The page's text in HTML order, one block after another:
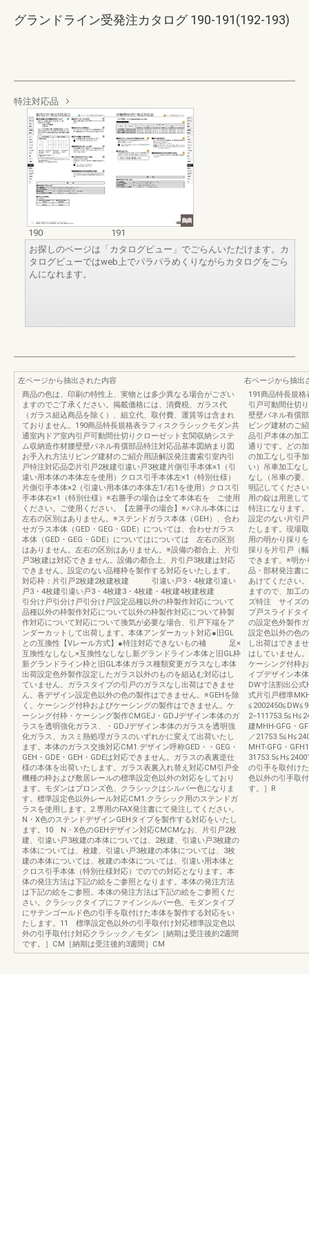
グランドライン受発注カタログ 190-191(192-193)
特注対応品
190
191
お探しのページは「カタログビュー」でごらんいただけます。カ
タログビューではweb上でパラパラめくりながらカタログをごら
んになれます。
左ページから抽出された内容
商品の色は、印刷の特性上、実物とは多少異なる場合がござい
ますのでご了承ください。掲載価格には、消費税、ガラス代
（ガラス組込商品を除く）、組立代、取付費、運賃等は含まれ
ておりません。190商品特長規格表ラフィスクラシックモダン共
通室内ドア室内引戸可動間仕切りクローゼット玄関収納システ
ム収納造作材腰壁壁パネル有償部品特注対応品基本図納まり図
お手入れ方法リビング建材のご紹介用語解説発注書索引室内引
戸特注対応品②片引戸2枚建引違い戸3枚建片側引手本体×1（引
違い用本体の本体左を使用）クロス引手本体左×1（特別仕様）
片側引手本体×2（引違い用本体の本体左1/右1を使用）クロス引
手本体右×1（特別仕様）※右勝手の場合は全て本体右を ご使用
ください。ご使用ください。【左勝手の場合】※パネル本体には
左右の区別はありません。※ステンドガラス本体（GEH）、合わ
せガラス本体（GED・GEG・GDE）については、合わせガラス
本体（GED・GEG・GDE）についてはについては 左右の区別
はありません。左右の区別はありません。※設備の都合上、片引
戸3枚建は対応できません。設備の都合上、片引戸3枚建は対応
できません。設定のない品種枠を製作する対応をいたします。
対応枠：片引戸2枚建2枚建枚建 引違い戸3・4枚建引違い
戸3・4枚建引違い戸3・4枚建3・4枚建・4枚建4枚建枚建
引分け戸引分け戸引分け戸設定品種以外の枠製作対応について
品種以外の枠製作対応について以外の枠製作対応について枠製
作対応について対応について換気が必要な場合、引戸下端をア
ンダーカットして出荷します。本体アンダーカット対応●旧GL
との互換性【Vレール方式】●特注対応できないもの補 足×
互換性なしなし×互換性なしなし新グランドライン本体と旧GL枠
新グランドライン枠と旧GL本体ガラス種類変更ガラスなし本体
出荷設定色外製作設定したガラス以外のものを組込む対応はし
ていません。ガラスタイプの引戸のガラスなし出荷はできませ
ん。各デザイン設定色以外の色の製作はできません。※GEHを除
く。ケーシング付枠およびケーシングの製作はできません。ケ
ーシング付枠・ケーシング製作CMGEJ・GDJデザイン本体のガ
ラスを透明強化ガラス、・GDJデザイン本体のガラスを透明強
化ガラス、カスミ熱処理ガラスのいずれかに変えて出荷いたし
ます。本体のガラス交換対応CM1.デザイン呼称GED・・GEG・
GEH・GDE・GEH・GDEは対応できません。ガラスの表裏逆仕
様の本体を出荷いたします。ガラス表裏入れ替え対応CM引戸全
機種の枠および敷居レールの標準設定色以外の対応をしており
ます。モダンはブロンズ色、クラシックはシルバー色になりま
す。標準設定色以外レール対応CM1.クラシック用のステンドガ
ラスを使用します。2.専用のFAX発注書にて発注してください。
N・X色のステンドデザインGEHタイプを製作する対応をいたし
ます。10 N・X色のGEHデザイン対応CMCMなお、片引戸2枚
建、引違い戸3枚建の本体については、2枚建、引違い戸3枚建の
本体については、枚建、引違い戸3枚建の本体については、3枚
建の本体については、枚建の本体については、引違い用本体と
クロス引手本体（特別仕様対応）でのでの対応となります。本
体の発注方法は下記の絵をご参照となります。本体の発注方法
は下記の絵をご参照。本体の発注方法は下記の絵をご参照くだ
さい。クラシックタイプにファインシルバー色、モダンタイプ
にサテンゴールド色の引手を取付けた本体を製作する対応をい
たします。11 標準設定色以外の引手取付け対応標準設定色以
外の引手取付け対応クラシック／モダン［納期は受注後約2週間
です。］CM［納期は受注後約3週間］CM
右ページから抽出
191商品特長規
引戸可動間仕切
壁壁パネル有償
ビング建材のご
品引戸本体の加
通りです。どの
の加工なし引手
い）吊車加工な
なし（吊車の要
明記してくださ
用の錠は用意し
特注になります
設定のない片引
たします。現場
用の明かり採り
採りを片引戸（
できます。※明か
品・部材発注書
あけてください
ますので、加工
ズ特注 サイズの
プ戸スライドタ
の設定色外製作
設定色以外の色
し出荷はできま
はしていませ
ケーシング付枠
イプデザイン本
DW寸法割出公
式片引戸標準
建MHH-GFG・
／
MHT-GFG・
の引手を取付け
色以外の引手取
す。］R